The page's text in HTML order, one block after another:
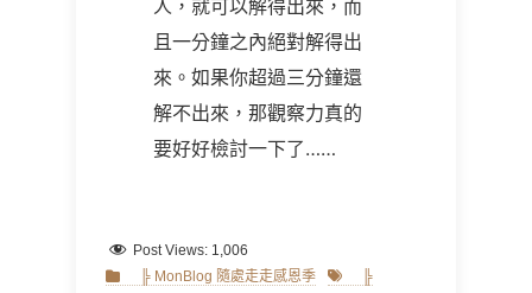
人，就可以解得出來，而
且一分鐘之內絕對解得出
來。如果你超過三分鐘還
解不出來，那觀察力真的
要好好檢討一下了……
Post Views: 1,006
Categories
╠ MonBlog 隨處走走感恩季 Tags ╠